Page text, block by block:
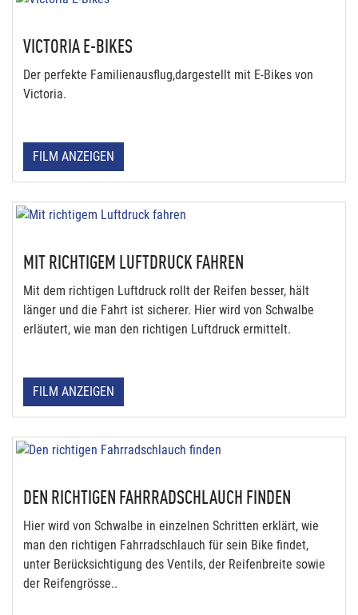
VICTORIA E-BIKES
Der perfekte Familienausflug,dargestellt mit E-Bikes von
Victoria.
FILM ANZEIGEN
MIT RICHTIGEM LUFTDRUCK FAHREN
Mit dem richtigen Luftdruck rollt der Reifen besser, hält
länger und die Fahrt ist sicherer. Hier wird von Schwalbe
erläutert, wie man den richtigen Luftdruck ermittelt.
FILM ANZEIGEN
DEN RICHTIGEN FAHRRADSCHLAUCH FINDEN
Hier wird von Schwalbe in einzelnen Schritten erklärt, wie
man den richtigen Fahrradschlauch für sein Bike findet,
unter Berücksichtigung des Ventils, der Reifenbreite sowie
der Reifengrösse..